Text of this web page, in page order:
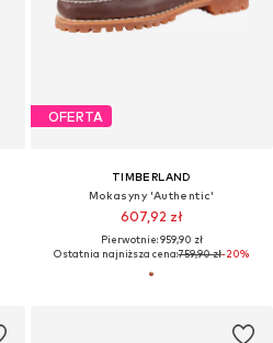
OFERTA
TIMBERLAND
Mokasyny 'Authentic'
607,92 zł
Pierwotnie: 959,90 zł
Ostatnia najniższa cena:759,90 zł-20%